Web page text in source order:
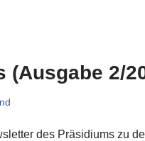
2/
des Präsidiums zu